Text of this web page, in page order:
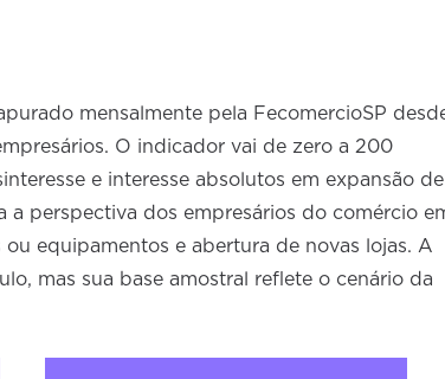
mensalmente pela FecomercioSP
O indicador vai de zero a 200
e interesse absolutos em expansão de
a perspectiva dos empresários do comércio
equipamentos e abertura de novas lojas. A
mas sua base amostral reflete o cenário da